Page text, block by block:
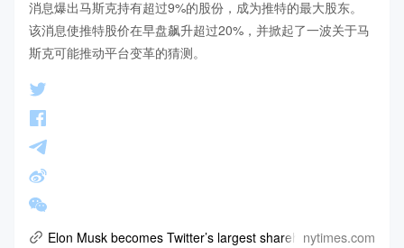
消息爆出马斯克持有超过9%的股份，成为推特的最大股东。
该消息使推特股价在早盘飙升超过20%，并掀起了一波关于马
斯克可能推动平台变革的猜测。
Elon Musk becomes Twitter’s largest shareholder.nytimes.com